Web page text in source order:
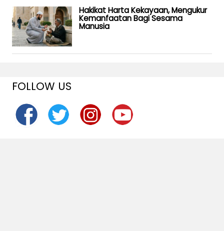
Hakikat Harta Kekayaan, Mengukur
Kemanfaatan Bagi Sesama
Manusia
FOLLOW US